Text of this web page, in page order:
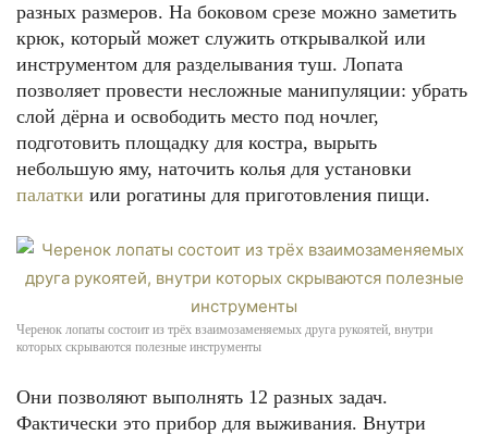
разных размеров. На боковом срезе можно заметить
крюк, который может служить открывалкой или
инструментом для разделывания туш. Лопата
позволяет провести несложные манипуляции: убрать
слой дёрна и освободить место под ночлег,
подготовить площадку для костра, вырыть
небольшую яму, наточить колья для установки
палатки или рогатины для приготовления пищи.
Черенок лопаты состоит из трёх взаимозаменяемых друга рукоятей, внутри
которых скрываются полезные инструменты
Они позволяют выполнять 12 разных задач.
Фактически это прибор для выживания. Внутри